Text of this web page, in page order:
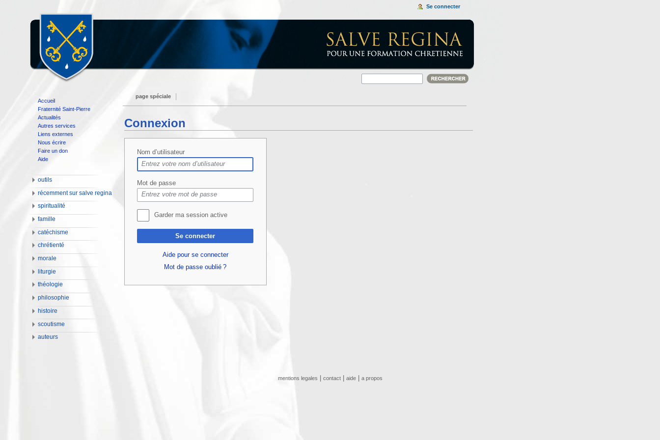
Connexion
Nom d’utilisateur
Mot de passe
Garder ma session active
Se connecter
Aide pour se connecter
Mot de passe oublié ?
page spéciale
Se connecter
Accueil
Fraternité Saint-Pierre
Actualités
Autres services
Liens externes
Nous écrire
Faire un don
Aide
outils
récemment sur salve regina
spiritualité
famille
catéchisme
chrétienté
morale
liturgie
théologie
philosophie
histoire
scoutisme
auteurs
mentions legales contact| aide| a propos